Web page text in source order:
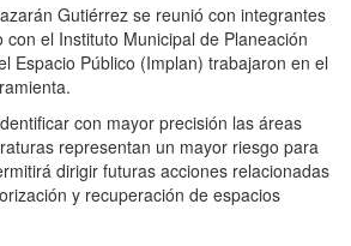
Gutiérrez se reunió con integrantes
con el Instituto Municipal de Planeación
Espacio Público (Implan) trabajaron en el
con mayor precisión las áreas
representan un mayor riesgo para
dirigir futuras acciones relacionadas
y recuperación de espacios